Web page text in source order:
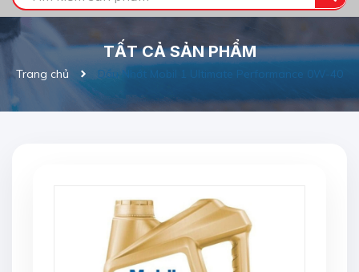
TẤT CẢ SẢN PHẨM
Trang chủ Dầu Nhớt Mobil 1 Ultimate Performance 0W-40